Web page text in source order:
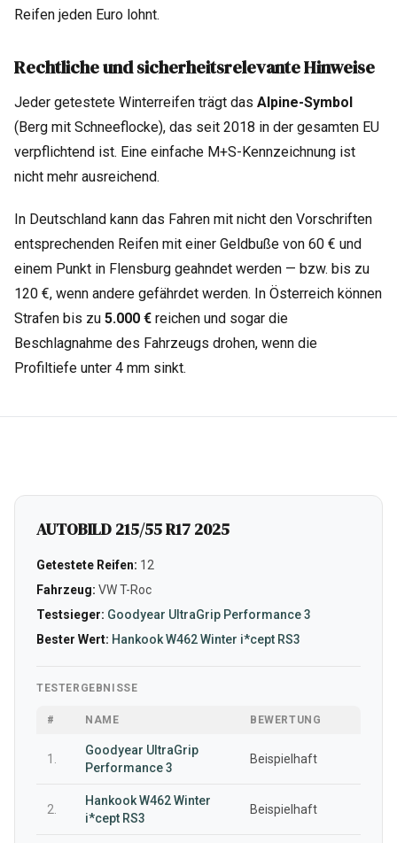
Reifen jeden Euro lohnt.
Rechtliche und sicherheitsrelevante Hinweise
Jeder getestete Winterreifen trägt das Alpine-Symbol
(Berg mit Schneeflocke), das seit 2018 in der gesamten EU
verpflichtend ist. Eine einfache M+S-Kennzeichnung ist
nicht mehr ausreichend.
In Deutschland kann das Fahren mit nicht den Vorschriften
entsprechenden Reifen mit einer Geldbuße von 60 € und
einem Punkt in Flensburg geahndet werden — bzw. bis zu
120 €, wenn andere gefährdet werden. In Österreich können
Strafen bis zu 5.000 € reichen und sogar die
Beschlagnahme des Fahrzeugs drohen, wenn die
Profiltiefe unter 4 mm sinkt.
AUTOBILD 215/55 R17 2025
Getestete Reifen: 12
Fahrzeug: VW T-Roc
Testsieger: Goodyear UltraGrip Performance 3
Bester Wert: Hankook W462 Winter i*cept RS3
TESTERGEBNISSE
# NAME BEWERTUNG
1.
Goodyear UltraGrip
Performance 3
Beispielhaft
2.
Hankook W462 Winter
i*cept RS3
Beispielhaft